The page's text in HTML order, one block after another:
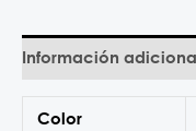
Información
Color